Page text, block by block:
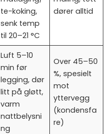
te-koking,
senk temp
til 20–21 °C
dører alltid
Luft 5–10
min før
legging, dør
litt på gløtt,
varm
nattbelysni
ng
Over 45–50
%, spesielt
mot
yttervegg
(kondensfa
re)